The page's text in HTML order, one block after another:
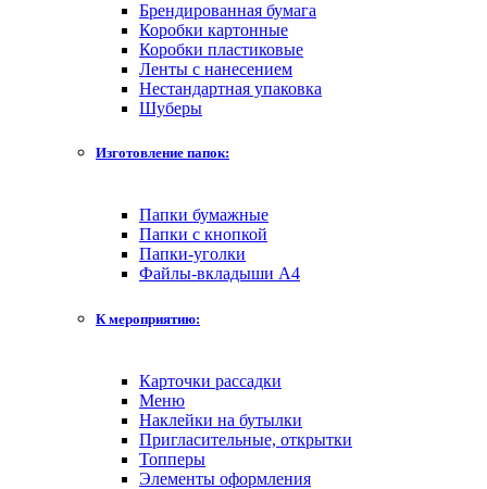
Брендированная бумага
Коробки картонные
Коробки пластиковые
Ленты с нанесением
Нестандартная упаковка
Шуберы
Изготовление папок:
Папки бумажные
Папки с кнопкой
Папки-уголки
Файлы-вкладыши А4
К мероприятию:
Карточки рассадки
Меню
Наклейки на бутылки
Пригласительные, открытки
Топперы
Элементы оформления